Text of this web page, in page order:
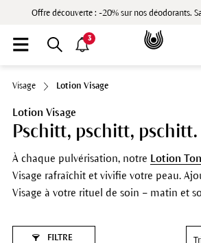
Offre découverte : -20% sur nos déodorants.
3
Visage Lotion Visage
Lotion Visage
Pschitt, pschitt, pschitt.
À chaque pulvérisation, notre Lotion
Visage rafraîchit et vivifie votre peau.
Visage à votre rituel de soin – matin et
FILTRE